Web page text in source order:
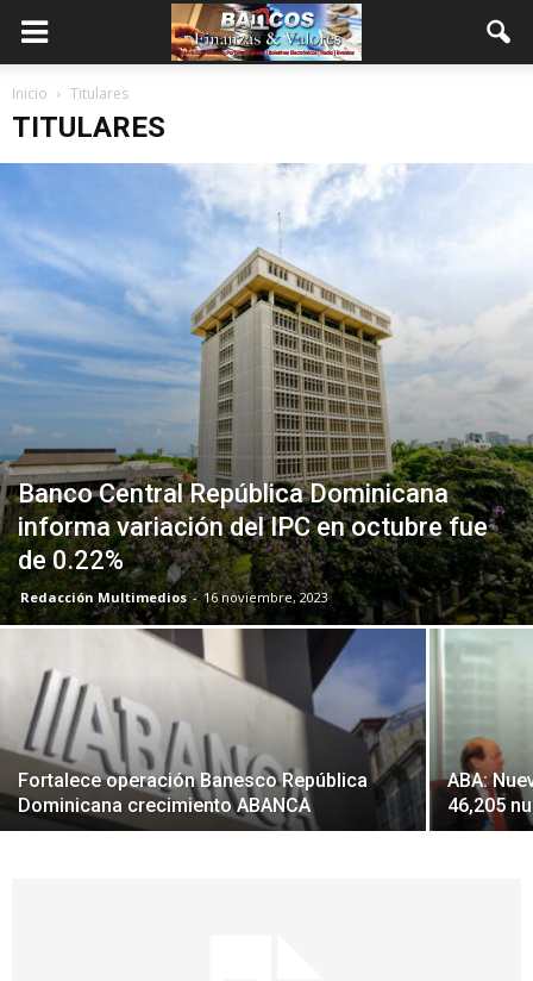
Inicio Titulares
TITULARES
Banco Central República Dominicana
informa variación del IPC en octubre fue
de 0.22%
Redacción Multimedios - 16 noviembre, 2023
Fortalece operación Banesco República
Dominicana crecimiento ABANCA
ABA:
46,205